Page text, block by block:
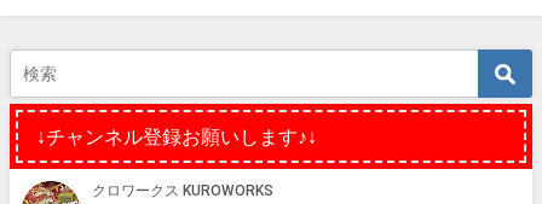
↓チャンネル登録お願いします♪↓